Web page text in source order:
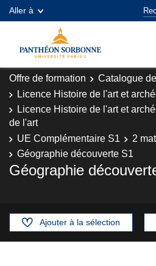
Aller à
Offre de formation Catalogue
Licence Histoire de l'art et
Licence Histoire de l'art et
de l'art
UE Complémentaire S1
2
Géographie découverte S1
Géographie
Ajouter à la sélection